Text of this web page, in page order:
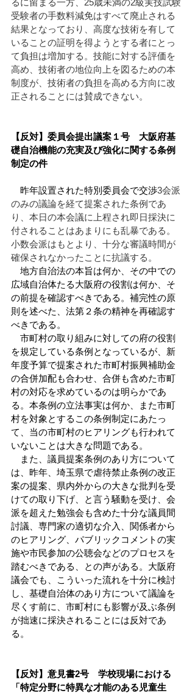
るに留まる一方、25歳未満の2級実技試験
受験者の手数料減免はすべて廃止される
結果となっており、高度な技術を有して
いることの証明を得ようとする者にとっ
て負担は増加する。技能に対する評価を
高め、技術者の地位向上を図るための本
制度が、技術者の負担を高める方向に改
正されることには賛成できない。
【反対】委員会提出議案１号　大阪府基
礎自治機能の充実及び強化に関する条例
制定の件
昨年設置された特別委員会で交渉3会派
のみの議論を経て提案された条例であ
り、本日の本会議に上程され即日採決に
付されることはあまりにも乱暴である。
小数会派はもとより、十分な審議時間が
確保されなかったことに抗議する。
地方自治法の本旨は何か、その中での
広域自治体たる大阪府の役割は何か、そ
の前提を確認すべきである。補完性の原
則を述べた、法第２条の精神を再確認す
べきである。
市町村の取り組みに対しての府の役割
を規定している条例となっているが、新
年度予算で提案された市町村振興補助金
の合併加配も合わせ、合併も含めた市町
村の対応を求めているのは明らかであ
る。本条例の立法事実は何か、また市町
村を対象とするこの条例制定にあたっ
て、当の市町村のヒアリングも行われて
いないことは大きな問題である。
また、議員提案条例のあり方について
は、昨年、埼玉県で虐待禁止条例の改正
案の提案、県内外からの大きな批判を受
けての取り下げ、と言う騒動を受け、会
派を超えた勉強会も含めた十分な議員間
討議、専門家の適切な介入、関係者から
のヒアリング、パブリックコメントの実
施や市民参加の公聴会などのプロセスを
踏むべきである、との声がある。大阪府
議会でも、こういった流れを十分に検討
し、基礎自治体のあり方について議論を
尽くす前に、市町村にも影響が及ぶ条例
が拙速に採決されることには反対であ
る。
【反対】意見書2号　学校現場における
「特定分野に特異な才能のある児童生